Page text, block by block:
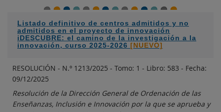
Listado definitivo de centros admitidos y no
admitidos en el proyecto de innovación
iDESCUBRE: el camino de la investigación a la
innovación, curso 2025-2026 [NUEVO]
RESOLUCIÓN - N.º 1213/2025 - Tomo: 1 - Libro: 583 - Fecha:
09/12/2025
Resolución de la Dirección General de Ordenación de las
Enseñanzas, Inclusión e Innovación por la que se aprueba y